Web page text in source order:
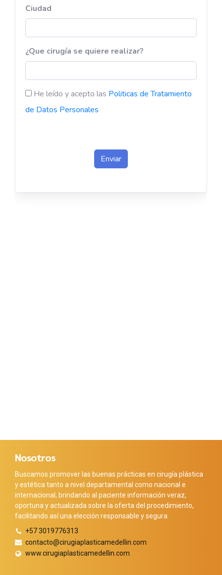
Nosotros
Buscamos promover las buenas prácticas en cirugía plástica
y estética tanto a nivel departamental como nacional e
internacional, brindando al paciente información veraz,
oportuna y actualizada sobre la oferta del procedimiento,
facilitando así una elección responsable y segura.
+57 3019776313
contacto@cirugiaplasticamedellin.com
www.cirugiaplasticamedellin.com